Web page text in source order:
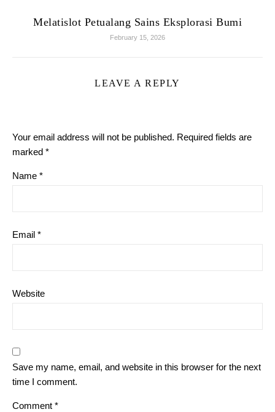
Melatislot Petualang Sains Eksplorasi Bumi
February 15, 2026
LEAVE A REPLY
Your email address will not be published. Required fields are
marked *
Name *
Email *
Website
Save my name, email, and website in this browser for the next
time I comment.
Comment *